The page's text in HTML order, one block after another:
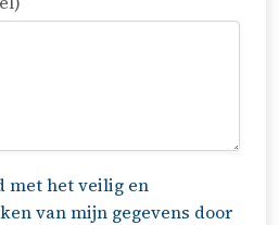
met het veilig en
van mijn gegevens door